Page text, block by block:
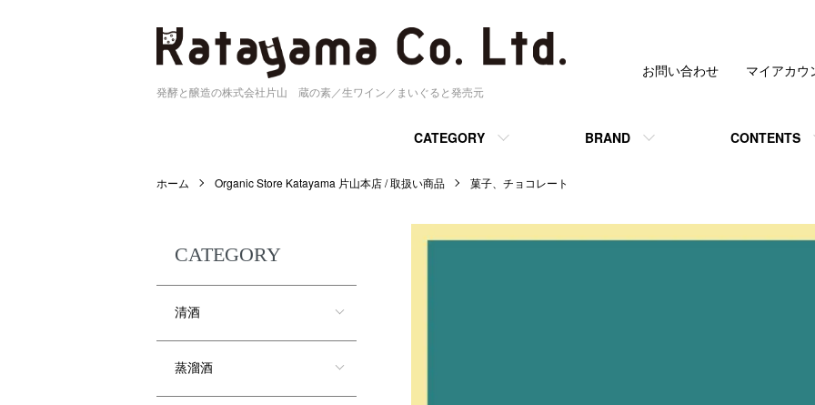
発酵と醸造の株式会社片山 蔵の素／生ワイン／まいぐると発売元
CATEGORY BRAND CONTENTS
お問い合わせ マイアカウ
ホーム Organic Store Katayama 片山本店 / 取扱い商品 菓子、チョコレート
CATEGORY
清酒
蒸溜酒